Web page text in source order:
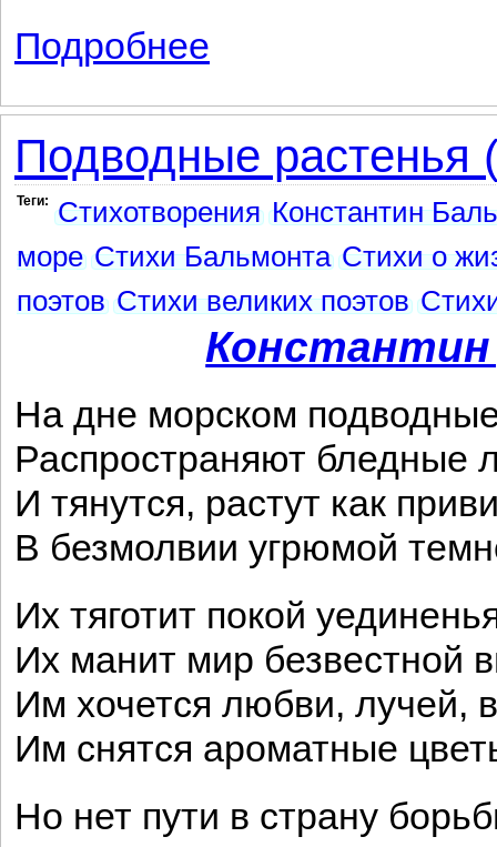
Подробнее
Подводные растенья
Теги: Стихотворения Константин
море Стихи Бальмонта Стихи о
поэтов Стихи великих поэтов
На дне морском
Распространяют бледные
И тянутся, растут как
В безмолвии угрюмой
Их тяготит покой
Их манит мир безвестной
Им хочется любви, лучей,
Им снятся ароматные
Но нет пути в страну